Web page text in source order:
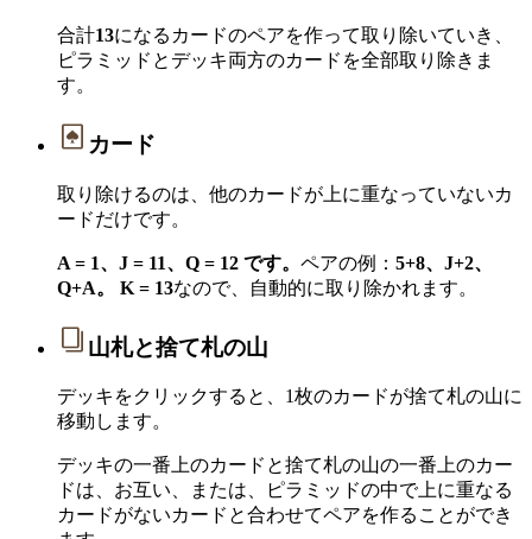
合計13になるカードのペアを作って取り除いていき、
ピラミッドとデッキ両方のカードを全部取り除きま
す。
カード
取り除けるのは、他のカードが上に重なっていないカ
ードだけです。
A = 1、J = 11、Q = 12 です。 ペアの例： 5+8、J+2、
Q+A。
K = 13なので、自動的に取り除かれます。
山札と捨て札の山
デッキをクリックすると、1枚のカードが捨て札の山に
移動します。
デッキの一番上のカードと捨て札の山の一番上のカー
ドは、お互い、または、ピラミッドの中で上に重なる
カードがないカードと合わせてペアを作ることができ